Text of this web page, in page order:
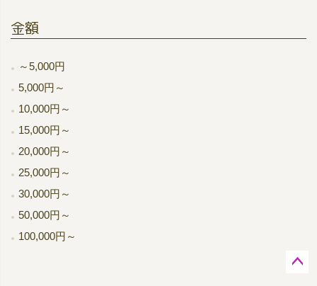
金額
～5,000円
5,000円～
10,000円～
15,000円～
20,000円～
25,000円～
30,000円～
50,000円～
100,000円～